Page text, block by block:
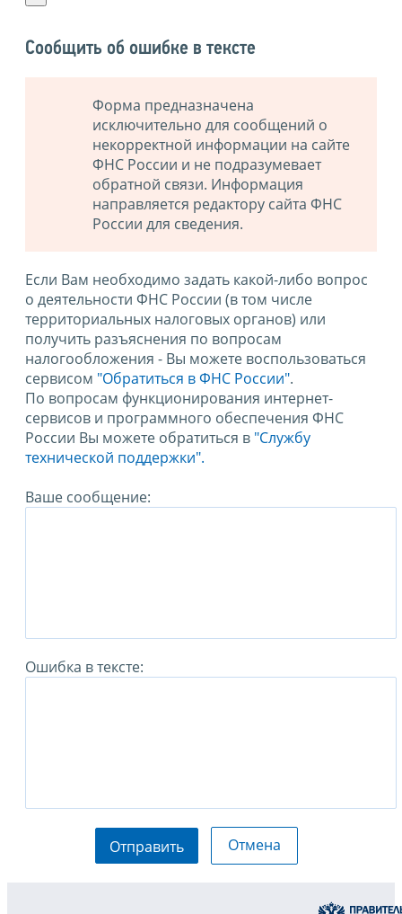
Сообщить об ошибке в тексте
Форма предназначена
исключительно для сообщений о
некорректной информации на сайте
ФНС России и не подразумевает
обратной связи. Информация
направляется редактору сайта ФНС
России для сведения.
Если Вам необходимо задать какой-либо вопрос
о деятельности ФНС России (в том числе
территориальных налоговых органов) или
получить разъяснения по вопросам
налогообложения - Вы можете воспользоваться
сервисом "Обратиться в ФНС России".
По вопросам функционирования интернет-
сервисов и программного обеспечения ФНС
России Вы можете обратиться в "Службу
технической поддержки".
Ваше сообщение:
Ошибка в тексте:
Отправить Отмена